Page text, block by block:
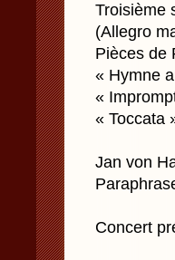
Troisième
(Allegro
Pièces de
« Hymne
«
« Toccata
Jan von
Concert